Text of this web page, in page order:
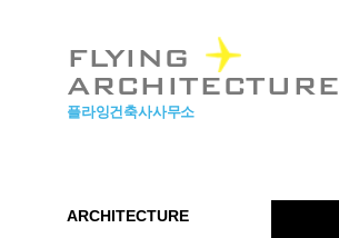
FLYING
ARCHITECTURE
플라잉건축사사무소
ARCHITECTURE